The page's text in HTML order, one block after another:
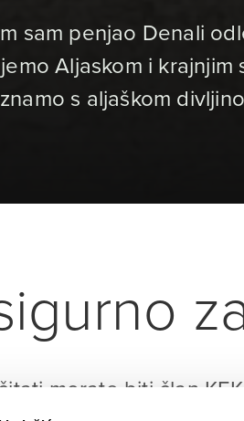
sam penjao Denali
Aljaskom i
s aljaškom
morate biti član